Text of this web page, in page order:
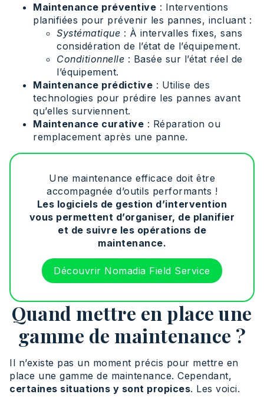
Maintenance préventive : Interventions
planifiées pour prévenir les pannes, incluant :
Systématique : À intervalles fixes, sans
considération de l’état de l’équipement.
Conditionnelle : Basée sur l’état réel de
l’équipement.
Maintenance prédictive : Utilise des
technologies pour prédire les pannes avant
qu’elles surviennent.
Maintenance curative : Réparation ou
remplacement après une panne.
Une maintenance efficace doit être
accompagnée d’outils performants !
Les logiciels de gestion d’intervention
vous permettent d’organiser, de planifier
et de suivre les opérations de
maintenance.
Découvrir Nomadia Field Service
Quand mettre en place une
gamme de maintenance ?
Il n’existe pas un moment précis pour mettre en
place une gamme de maintenance. Cependant,
certaines situations y sont propices. Les voici.